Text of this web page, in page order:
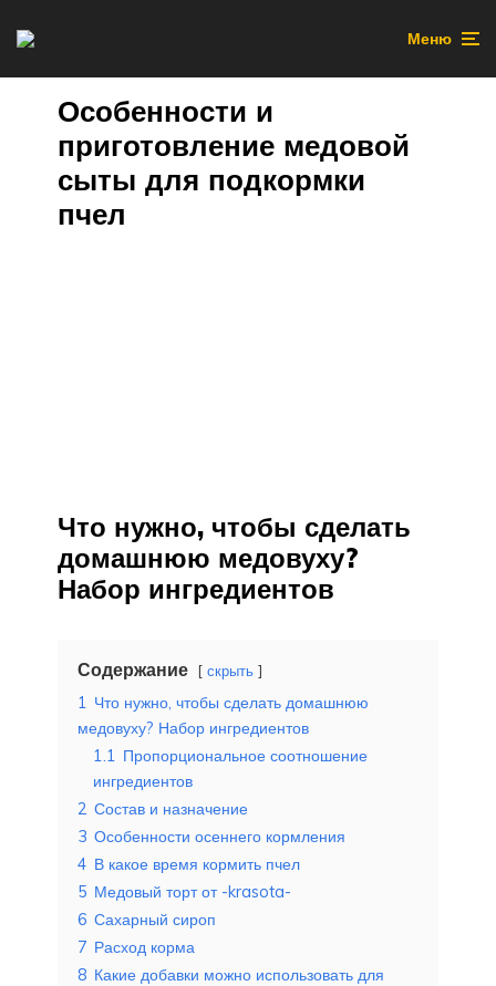
Меню
Особенности и
приготовление медовой
сыты для подкормки
пчел
Что нужно, чтобы сделать
домашнюю медовуху?
Набор ингредиентов
Содержание скрыть
1 Что нужно, чтобы сделать домашнюю
медовуху? Набор ингредиентов
1.1 Пропорциональное соотношение
ингредиентов
2 Состав и назначение
3 Особенности осеннего кормления
4 В какое время кормить пчел
5 Медовый торт от -krasota-
6 Сахарный сироп
7 Расход корма
8 Какие добавки можно использовать для